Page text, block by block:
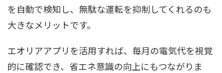
を自動で検知し、無駄な運転を抑制してくれるのも
大きなメリットです。
エオリアアプリを活用すれば、毎月の電気代を視覚
的に確認でき、省エネ意識の向上にもつながりま